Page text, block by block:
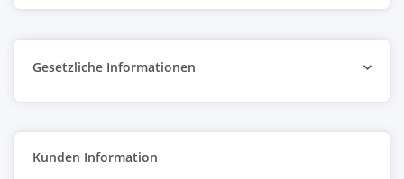
Gesetzliche Informationen
Kunden Information